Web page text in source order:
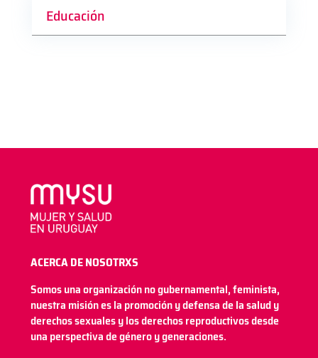
Educación
ACERCA DE NOSOTRXS
Somos una organización no gubernamental, feminista,
nuestra misión es la promoción y defensa de la salud y
derechos sexuales y los derechos reproductivos desde
una perspectiva de género y generaciones.